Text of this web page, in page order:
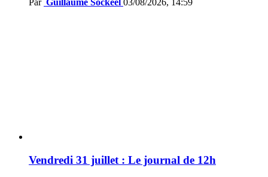
Par Guillaume Sockeel 03/08/2026, 14:59
Vendredi 31 juillet : Le journal de 12h